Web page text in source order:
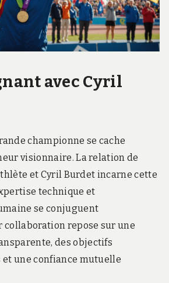
avec Cyril
championne se cache
visionnaire. La relation de
et Cyril Burdet incarne cette
technique et
se conjuguent
collaboration repose sur une
des objectifs
une confiance mutuelle